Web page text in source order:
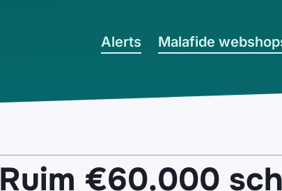
Alerts Malafide
Ruim €60.000